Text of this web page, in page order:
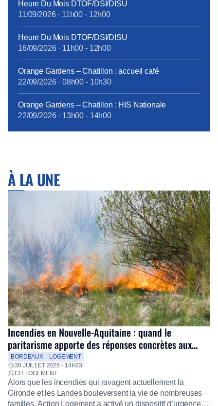
Heure Du Mois DTOF/DSI/DISU
11/09/2026· 11h00 - 12h00
Heure Du Mois DTOF/DSI/DISU
16/09/2026· 11h00 - 12h00
Orange Gardens – Chatillon : accueil café
22/09/2026· 08h00 - 10h30
Orange Gardens – Chatillon : HIS Nationale
22/09/2026· 13h00 - 14h00
À LA UNE
Incendies en Nouvelle-Aquitaine : quand le
paritarisme apporte des réponses concrètes aux
salariés
BORDEAUX
LOGEMENT
30 JUILLET 2026 - 14H33
CIT LOGEMENT
Alors que les incendies qui ravagent actuellement la
Gironde et les Landes bouleversent la vie de nombreuses
familles, Action Logement a activé un dispositif d’urgence